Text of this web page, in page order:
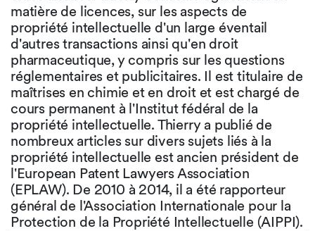
matière de licences, sur les aspects de
propriété intellectuelle d'un large éventail
d'autres transactions ainsi qu'en droit
pharmaceutique, y compris sur les questions
réglementaires et publicitaires. Il est titulaire de
maîtrises en chimie et en droit et est chargé de
cours permanent à l'Institut fédéral de la
propriété intellectuelle. Thierry a publié de
nombreux articles sur divers sujets liés à la
propriété intellectuelle est ancien président de
l'European Patent Lawyers Association
(EPLAW). De 2010 à 2014, il a été rapporteur
général de l'Association Internationale pour la
Protection de la Propriété Intellectuelle (AIPPI).